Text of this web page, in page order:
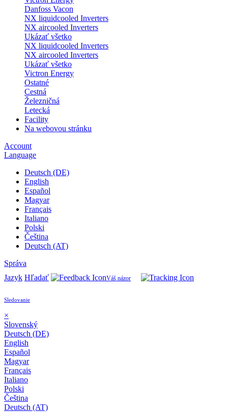
Danfoss Vacon
NX liquidcooled Inverters
NX aircooled Inverters
Ukázať všetko
NX liquidcooled Inverters
NX aircooled Inverters
Ukázať všetko
Victron Energy
Ostatné
Cestná
Železničná
Letecká
Facility
Na webovou stránku
Account
Language
Deutsch (DE)
English
Español
Magyar
Français
Italiano
Polski
Čeština
Deutsch (AT)
Správa
Jazyk Hľadať Váš názor
Sledovanie
×
Slovenský
Deutsch (DE)
English
Español
Magyar
Français
Italiano
Polski
Čeština
Deutsch (AT)